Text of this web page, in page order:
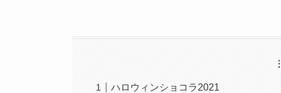
ハロウィンショコラ2021